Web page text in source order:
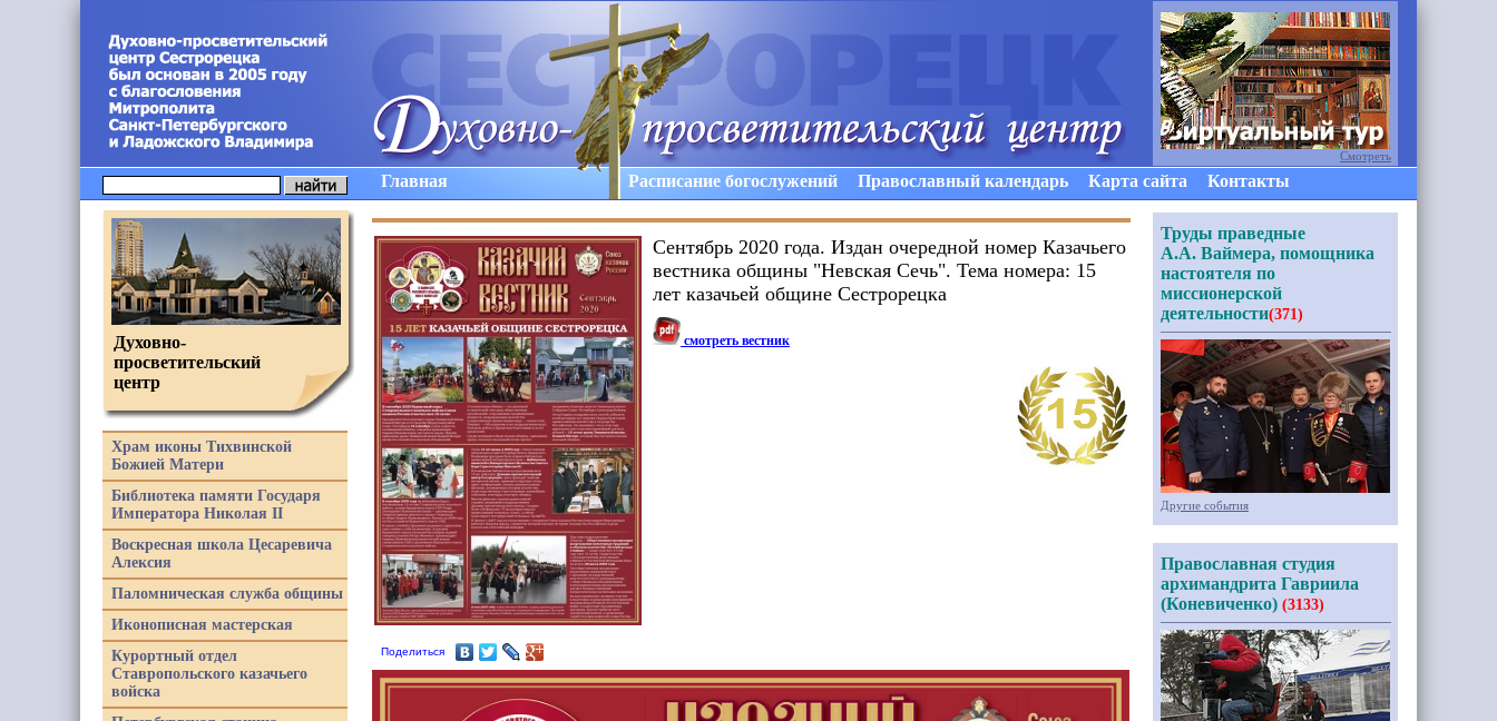
Главная Расписание богослужений Православный календарь Карта сайта Контакты
Поделиться
Сентябрь 2020 года. Издан очередной номер Казачьего
вестника общины "Невская Сечь". Тема номера: 15
лет казачьей общине Сестрорецка
смотреть вестник
Духовно-
просветительский
центр
Храм иконы Тихвинской
Божией Матери
Библиотека памяти Государя
Императора Николая II
Воскресная школа Цесаревича
Алексия
Паломническая служба общины
Иконописная мастерская
Курортный отдел
Ставропольского казачьего
войска
Смотреть
Труды праведные
А.А. Ваймера, помощника
настоятеля по
миссионерской
деятельности(371)
Другие события
Православная студия
архимандрита Гавриила
(Коневиченко) (3133)